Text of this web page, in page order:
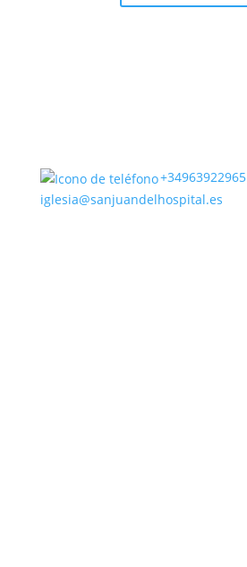
+34963922965
iglesia@sanjuandelhospital.es